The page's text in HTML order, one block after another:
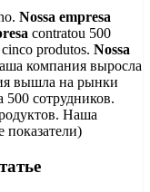
Nossa empresa
contratou 500
produtos. Nossa
компания выросла
вышла на рынки
сотрудников.
Наша
показатели)